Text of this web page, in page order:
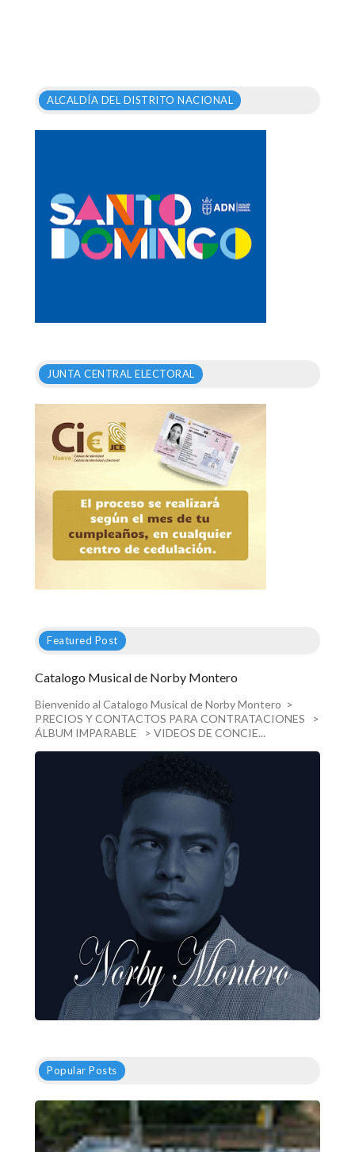
ALCALDÍA DEL DISTRITO NACIONAL
JUNTA CENTRAL ELECTORAL
Featured Post
Catalogo Musical de Norby Montero
Bienvenido al Catalogo Musical de Norby Montero >
PRECIOS Y CONTACTOS PARA CONTRATACIONES >
ÁLBUM IMPARABLE > VIDEOS DE CONCIE...
Popular Posts